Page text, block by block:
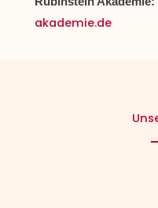
akademie.de